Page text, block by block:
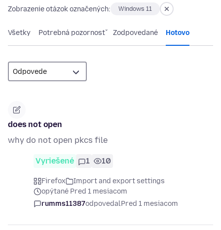
Zobrazenie otázok označených: Windows 11
Všetky Potrebná pozornosť Zodpovedané Hotovo
does not open
why do not open pkcs file
Vyriešené 1 10
Firefox
Import and export settings
opýtané Pred 1 mesiacom
rumms11387odpovedalPred 1 mesiacom